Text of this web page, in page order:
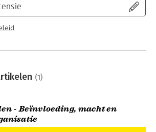
(1)
- Beïnvloeding, macht en